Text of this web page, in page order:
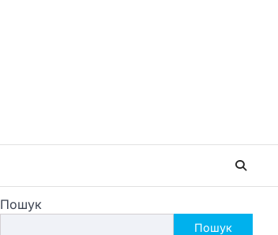
Пошук
Пошук